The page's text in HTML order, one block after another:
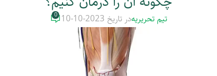
تیم تحریریهدر تاریخ 2023-10-10 0